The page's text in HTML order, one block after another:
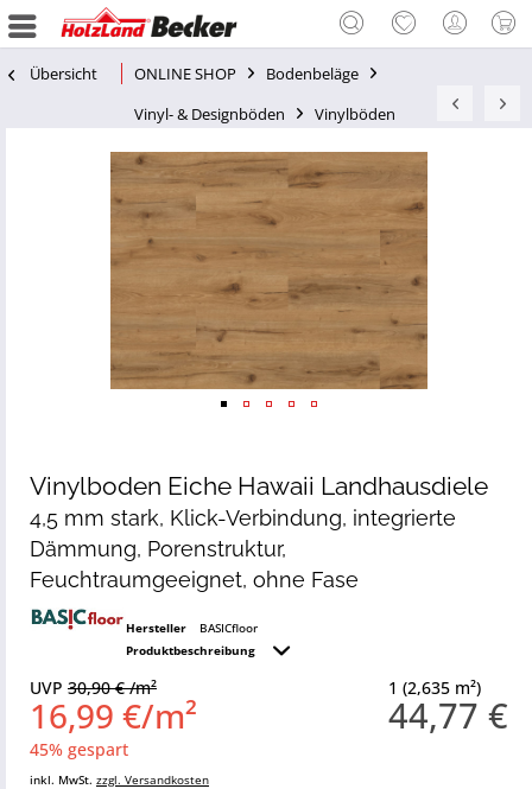
Übersicht ONLINE SHOP
Bodenbeläge
Vinyl- & Designböden
Vinylböden
Vinylboden Eiche Hawaii Landhausdiele
4,5 mm stark, Klick-Verbindung, integrierte
Dämmung, Porenstruktur,
Feuchtraumgeeignet, ohne Fase
Hersteller
BASICfloor
Produktbeschreibung
1 (2,635 m²)
44,77 €
UVP 30,90 € /m²
16,99 €/m²
45% gespart
inkl. MwSt. zzgl. Versandkosten